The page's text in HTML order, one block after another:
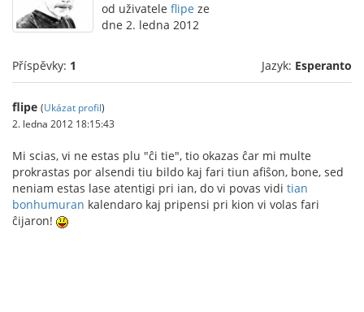
od uživatele flipe ze
dne 2. ledna 2012
Příspěvky: 1 Jazyk: Esperanto
flipe (Ukázat profil)
2. ledna 2012 18:15:43
Mi scias, vi ne estas plu "ĉi tie", tio okazas ĉar mi multe
prokrastas por alsendi tiu bildo kaj fari tiun afiŝon, bone, sed
neniam estas lase atentigi pri ian, do vi povas vidi tian
bonhumuran kalendaro kaj pripensi pri kion vi volas fari
ĉijaron!